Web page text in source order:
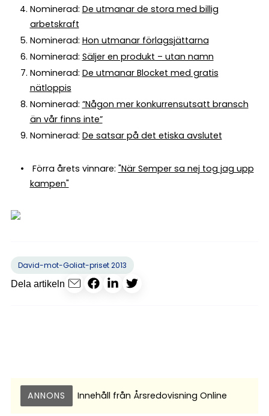
Nominerad: De utmanar de stora med billig
arbetskraft
Nominerad: Hon utmanar förlagsjättarna
Nominerad: Säljer en produkt – utan namn
Nominerad: De utmanar Blocket med gratis
nätloppis
Nominerad: ”Någon mer konkurrensutsatt bransch
än vår finns inte”
Nominerad: De satsar på det etiska avslutet
Förra årets vinnare: "När Semper sa nej tog jag upp
kampen"
David-mot-Goliat-priset 2013
Dela artikeln
ANNONS Innehåll från Årsredovisning Online